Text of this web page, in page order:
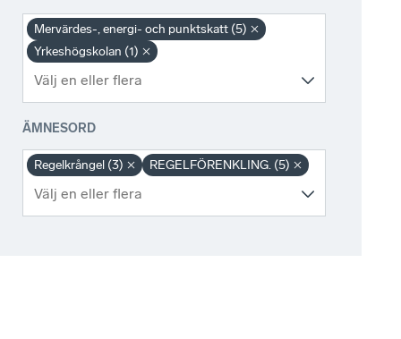
Mervärdes-, energi- och punktskatt (5)
Yrkeshögskolan (1)
ÄMNESORD
Regelkrångel (3) REGELFÖRENKLING. (5)